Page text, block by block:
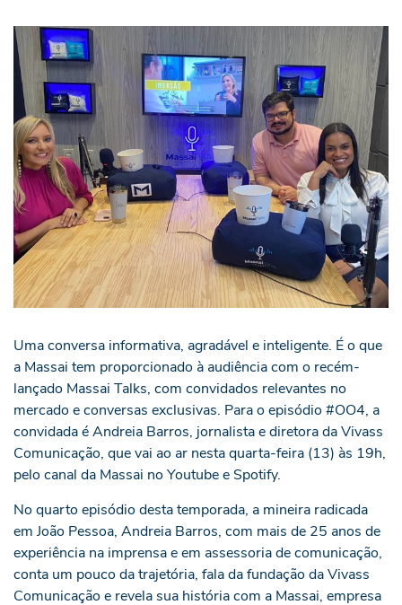
Uma conversa informativa, agradável e inteligente. É o que
a Massai tem proporcionado à audiência com o recém-
lançado Massai Talks, com convidados relevantes no
mercado e conversas exclusivas. Para o episódio #OO4, a
convidada é Andreia Barros, jornalista e diretora da Vivass
Comunicação, que vai ao ar nesta quarta-feira (13) às 19h,
pelo canal da Massai no Youtube e Spotify.
No quarto episódio desta temporada, a mineira radicada
em João Pessoa, Andreia Barros, com mais de 25 anos de
experiência na imprensa e em assessoria de comunicação,
conta um pouco da trajetória, fala da fundação da Vivass
Comunicação e revela sua história com a Massai, empresa